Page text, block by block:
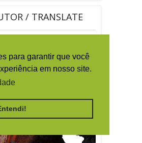
para garantir que você
em nosso site.
/ TRANSLATE